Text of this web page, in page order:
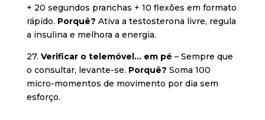
+ 20 segundos pranchas + 10 flexões em formato
rápido. Porquê? Ativa a testosterona livre, regula
a insulina e melhora a energia.
27. Verificar o telemóvel… em pé – Sempre que
o consultar, levante-se. Porquê? Soma 100
micro-momentos de movimento por dia sem
esforço.